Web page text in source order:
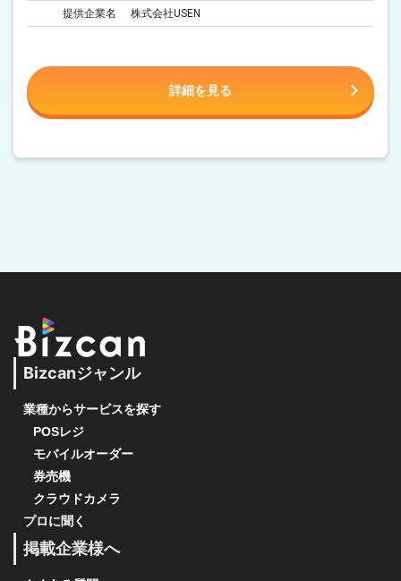
提供企業名 株式会社USEN
詳細を見る
Bizcanジャンル
業種からサービスを探す
POSレジ
モバイルオーダー
券売機
クラウドカメラ
プロに聞く
掲載企業様へ